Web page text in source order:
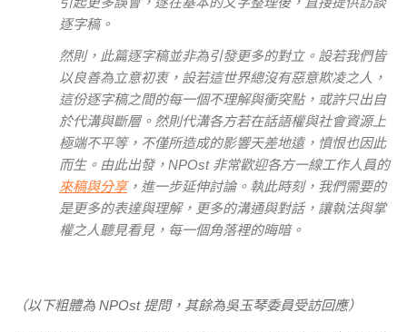
逐字稿。
然則，此篇逐字稿並非為引發更多的對立。設若我們皆
以良善為立意初衷，設若這世界總沒有惡意欺凌之人，
這份逐字稿之間的每一個不理解與衝突點，或許只出自
於代溝與斷層。然則代溝各方若在話語權與社會資源上
極端不平等，不僅所造成的影響天差地遠，憤恨也因此
而生。由此出發，NPOst 非常歡迎各方一線工作人員的
來稿與分享，進一步延伸討論。執此時刻，我們需要的
是更多的表達與理解，更多的溝通與對話，讓執法與掌
權之人聽見看見，每一個角落裡的晦暗。
（以下粗體為 NPOst 提問，其餘為吳玉琴委員受訪回應）